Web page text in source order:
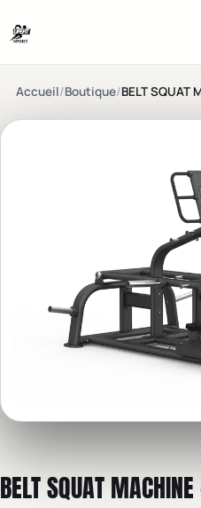
Accueil/Boutique/BELT SQUAT
BELT SQUAT